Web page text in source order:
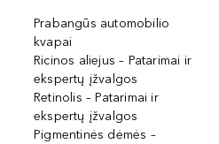
Prabangūs automobilio
kvapai
Ricinos aliejus – Patarimai ir
ekspertų įžvalgos
Retinolis – Patarimai ir
ekspertų įžvalgos
Pigmentinės dėmės –